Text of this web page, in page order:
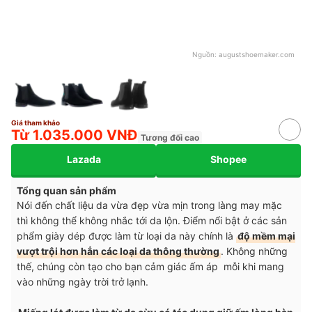
Nguồn: augustshoemaker.com
Giá tham khảo
Từ 1.035.000 VNĐ Tương đối cao
Lazada Shopee
Tổng quan sản phẩm
Nói đến chất liệu da vừa đẹp vừa mịn trong làng may mặc
thì không thể không nhắc tới da lộn. Điểm nổi bật ở các sản
phẩm giày dép được làm từ loại da này chính là độ mềm mại
vượt trội hơn hẳn các loại da thông thường. Không những
thế, chúng còn tạo cho bạn cảm giác ấm áp mỗi khi mang
vào những ngày trời trở lạnh.